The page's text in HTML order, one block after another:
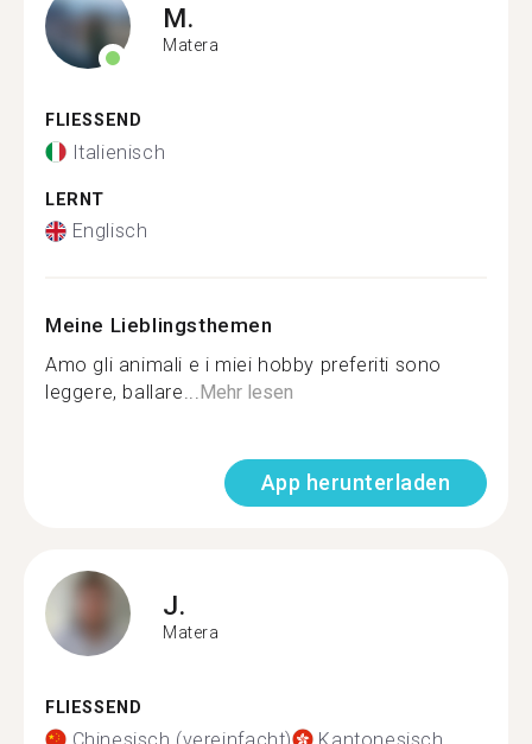
M.
Matera
FLIESSEND
Italienisch
LERNT
Englisch
Meine Lieblingsthemen
Amo gli animali e i miei hobby preferiti sono
leggere, ballare...Mehr lesen
App herunterladen
J.
Matera
FLIESSEND
Chinesisch (vereinfacht) Kantonesisch